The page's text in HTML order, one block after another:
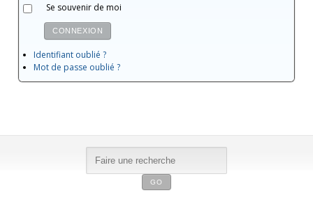
Se souvenir de moi
CONNEXION
Identifiant oublié ?
Mot de passe oublié ?
GO